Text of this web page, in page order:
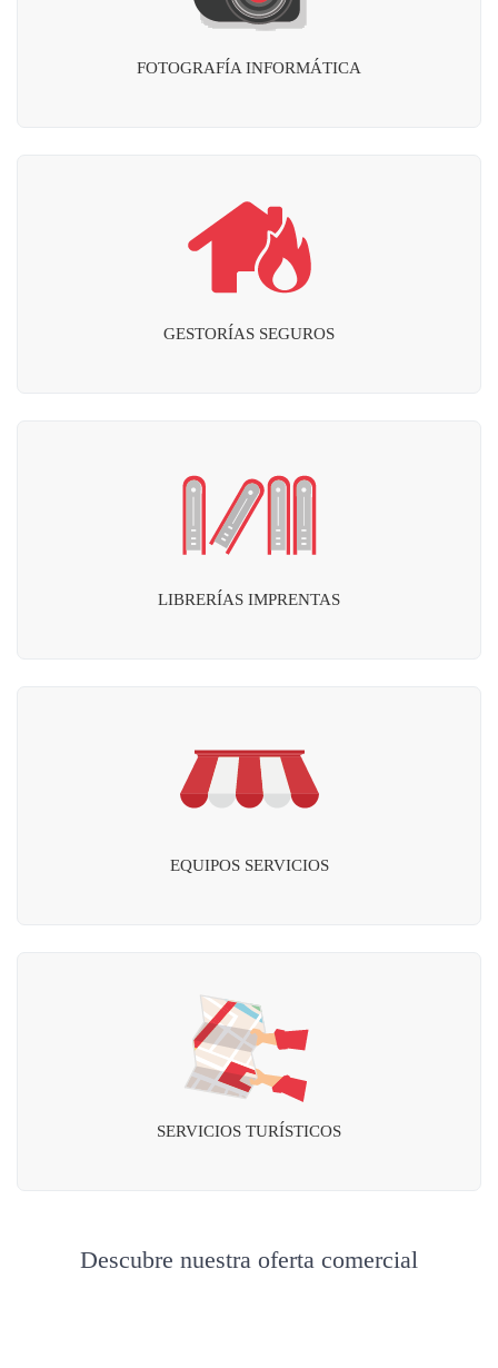
FOTOGRAFÍA INFORMÁTICA
GESTORÍAS SEGUROS
LIBRERÍAS IMPRENTAS
EQUIPOS SERVICIOS
SERVICIOS TURÍSTICOS
Descubre nuestra oferta comercial